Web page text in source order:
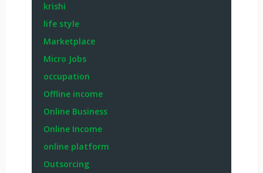
krishi
life style
Marketplace
Micro Jobs
occupation
Offline income
Online Business
Online Income
online platform
Outsorcing